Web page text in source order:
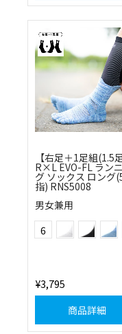
【右足＋1足組(1.5足
R×L EVO-FL ラン
グ ソックス ロング
指) RNS5008
男女兼用
Color
6
(55)オレンジ(80)ブラウン
¥3,795
商品詳細